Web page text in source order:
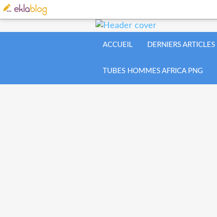
ACCUEIL DERNIERS ARTICLES
TUBES HOMMES AFRICA PNG